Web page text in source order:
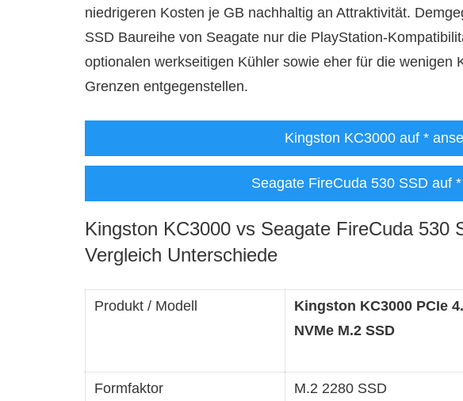
niedrigeren Kosten je GB nachhaltig an Attraktivität.
SSD Baureihe von Seagate nur die PlayStation-
optionalen werkseitigen Kühler sowie eher für die wenigen
Grenzen entgegenstellen.
Kingston KC3000 auf *
Seagate FireCuda 530 SSD auf
Kingston KC3000 vs Seagate FireCuda 530
Vergleich Unterschiede
Produkt / Modell
Kingston KC3000 PCIe
NVMe M.2 SSD
Formfaktor M.2 2280 SSD